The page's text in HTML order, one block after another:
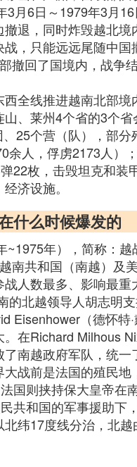
3月6日～1979年3月16
撤退，同时炸毁越北
，只能远远尾随中
撤回了国境内，战争结
全线推进越南北部
、莱州4个省的3个
25个营（队），部
余人，俘虏2173人）
22枚，击毁坦克和
济设施。
什么时候爆发的
~1975年），简称：
南共和国（南越）及
人数最多、影响最
的北越领导人胡志明
Eisenhower（德怀特
在Richard Milhous
南越政府军队，统一
战前是法国的殖民
法国则挟持保大皇帝
共和国的军事援助下
纬17度线分治，北